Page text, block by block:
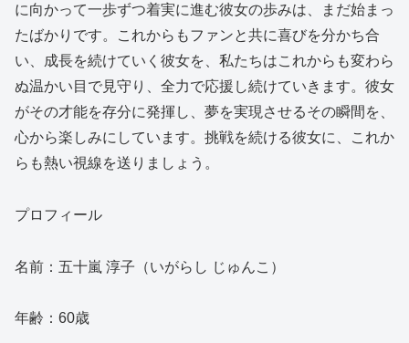
に向かって一歩ずつ着実に進む彼女の歩みは、まだ始まっ
たばかりです。これからもファンと共に喜びを分かち合
い、成長を続けていく彼女を、私たちはこれからも変わら
ぬ温かい目で見守り、全力で応援し続けていきます。彼女
がその才能を存分に発揮し、夢を実現させるその瞬間を、
心から楽しみにしています。挑戦を続ける彼女に、これか
らも熱い視線を送りましょう。
プロフィール
名前：五十嵐 淳子（いがらし じゅんこ）
年齢：60歳